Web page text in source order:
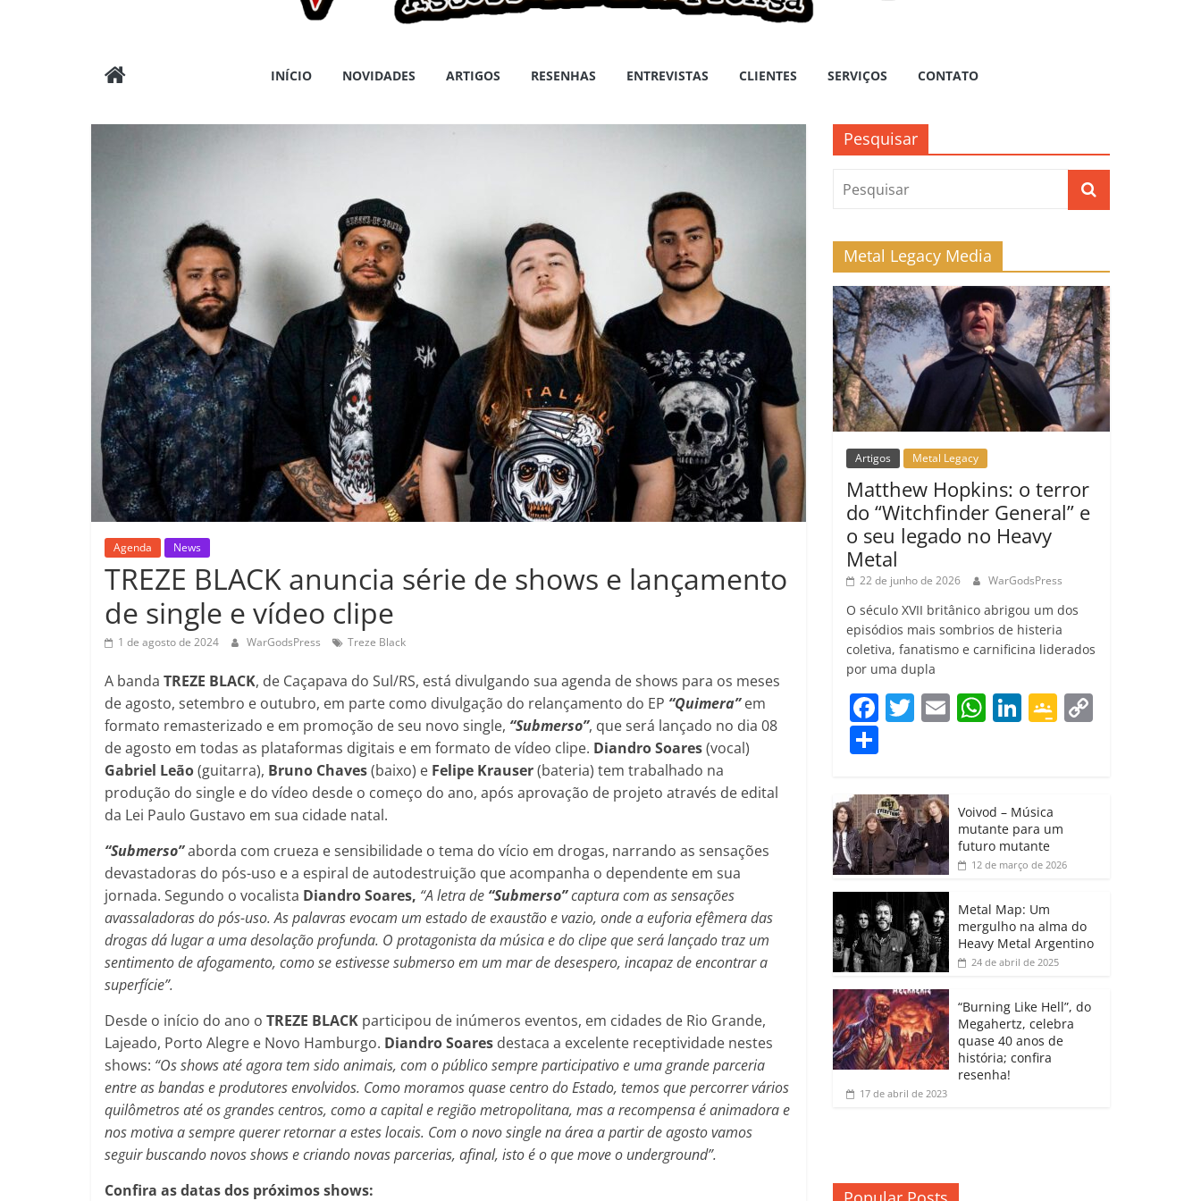
Wargods
Press
INÍCIO NOVIDADES ARTIGOS RESENHAS ENTREVISTAS CLIENTES SERVIÇOS CONTATO
Agenda News
TREZE BLACK anuncia série de shows e lançamento
de single e vídeo clipe
1 de agosto de 2024 WarGodsPress Treze Black
A banda TREZE BLACK, de Caçapava do Sul/RS, está divulgando sua agenda de shows para os meses
de agosto, setembro e outubro, em parte como divulgação do relançamento do EP “Quimera”em
formato remasterizado e em promoção de seu novo single, “Submerso”, que será lançado no dia 08
de agosto em todas as plataformas digitais e em formato de vídeo clipe. Diandro Soares(vocal)
Gabriel Leão(guitarra), Bruno Chaves(baixo) e Felipe Krauser(bateria) tem trabalhado na
produção do single e do vídeo desde o começo do ano, após aprovação de projeto através de edital
da Lei Paulo Gustavo em sua cidade natal.
“Submerso”aborda com crueza e sensibilidade o tema do vício em drogas, narrando as sensações
devastadoras do pós-uso e a espiral de autodestruição que acompanha o dependente em sua
jornada. Segundo o vocalista Diandro Soares, “A letra de “Submerso”captura com as sensações
avassaladoras do pós-uso. As palavras evocam um estado de exaustão e vazio, onde a euforia efêmera das
drogas dá lugar a uma desolação profunda. O protagonista da música e do clipe que será lançado traz um
sentimento de afogamento, como se estivesse submerso em um mar de desespero, incapaz de encontrar a
superfície”.
Desde o início do ano o TREZE BLACK participou de inúmeros eventos, em cidades de Rio Grande,
Lajeado, Porto Alegre e Novo Hamburgo. Diandro Soares destaca a excelente receptividade nestes
shows: “Os shows até agora tem sido animais, com o público sempre participativo e uma grande parceria
entre as bandas e produtores envolvidos. Como moramos quase centro do Estado, temos que percorrer vários
quilômetros até os grandes centros, como a capital e região metropolitana, mas a recompensa é animadora e
nos motiva a sempre querer retornar a estes locais. Com o novo single na área a partir de agosto vamos
seguir buscando novos shows e criando novas parcerias, afinal, isto é o que move o underground”.
Confira as datas dos próximos shows:
Pesquisar
Metal Legacy Media
Artigos Metal Legacy
Matthew Hopkins: o terror
do “Witchfinder General” e
o seu legado no Heavy
Metal
22 de junho de 2026 WarGodsPress
O século XVII britânico abrigou um dos
episódios mais sombrios de histeria
coletiva, fanatismo e carnificina liderados
por uma dupla
F
e
b
o
o
k
T
er
E W
A
p
p
Li
dI
n
G
e
a
ro
o
m
m
p
ar
til
h
ar
Voivod – Música
mutante para um
futuro mutante
12 de março de 2026
Metal Map: Um
mergulho na alma do
Heavy Metal Argentino
24 de abril de 2025
“Burning Like Hell”, do
Megahertz, celebra
quase 40 anos de
história; confira
resenha!
17 de abril de 2023